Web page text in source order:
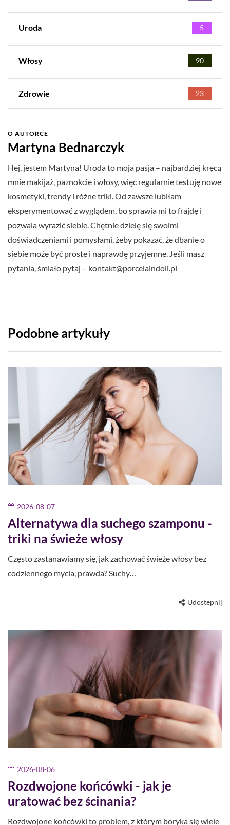
Uroda 5
Włosy 90
Zdrowie 23
O AUTORCE
Martyna Bednarczyk
Hej, jestem Martyna! Uroda to moja pasja – najbardziej kręcą
mnie makijaż, paznokcie i włosy, więc regularnie testuję nowe
kosmetyki, trendy i różne triki. Od zawsze lubiłam
eksperymentować z wyglądem, bo sprawia mi to frajdę i
pozwala wyrazić siebie. Chętnie dzielę się swoimi
doświadczeniami i pomysłami, żeby pokazać, że dbanie o
siebie może być proste i naprawdę przyjemne. Jeśli masz
pytania, śmiało pytaj – kontakt@porcelaindoll.pl
Podobne artykuły
2026-08-07
Alternatywa dla suchego szamponu -
triki na świeże włosy
Często zastanawiamy się, jak zachować świeże włosy bez
codziennego mycia, prawda? Suchy…
Udostępnij
2026-08-06
Rozdwojone końcówki - jak je
uratować bez ścinania?
Rozdwojone końcówki to problem, z którym boryka się wiele